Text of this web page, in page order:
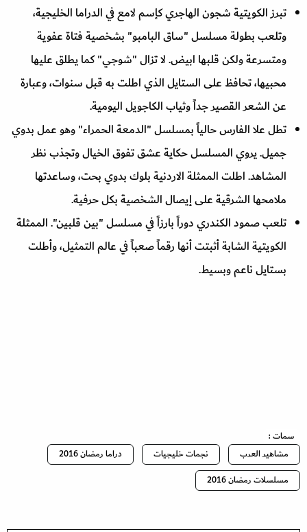
تبرز الكويتية شجون الهاجري كإسم لامع في الدراما الخليجية،
وتلعب بطولة مسلسل "ساق البامبو" بشخصية فتاة عفوية
ومتسرعة ولكن قلبها ابيض. لا تزال "شوجي" كما يطلق عليها
محبيها، تحافظ على الستايل الذي اطلت به قبل سنوات، وعبارة
عن الشعر القصير جداً وثياب الكاجويل اليومية.
تطل علا الفارس حالياً بمسلسل "الدمعة الحمراء" وهو عمل بدوي
جميل. يروي المسلسل حكاية عشق تفوق الخيال وتجذب نظر
المشاهد. اطلت الممثلة الاردنية بلوك بدوي بحت، وساعدتها
ملامحها الشرقية على إيصال الشخصية بكل حرفية.
تلعب صمود الكندري دوراً بارزاً في مسلسل "بين قلبين". الممثلة
الكويتية الشابة أثبتت أنها رقماً صعباً في عالم التمثيل، وأطلت
بستايل ناعم وبسيط.
سمات :
مشاهير العرب
نجمات خليجيات
دراما رمضان 2016
مسلسلات رمضان 2016